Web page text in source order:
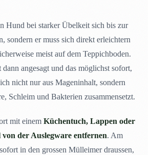
Hund bei starker Übelkeit sich bis zur
sondern er muss sich direkt erleichtern
meist auf dem Teppichboden.
angesagt und das möglichst sofort,
nicht nur aus Mageninhalt, sondern
Schleim und Bakterien zusammensetzt.
mit einem Küchentuch, Lappen oder
der Auslegware entfernen. Am
in den grossen Mülleimer draussen,